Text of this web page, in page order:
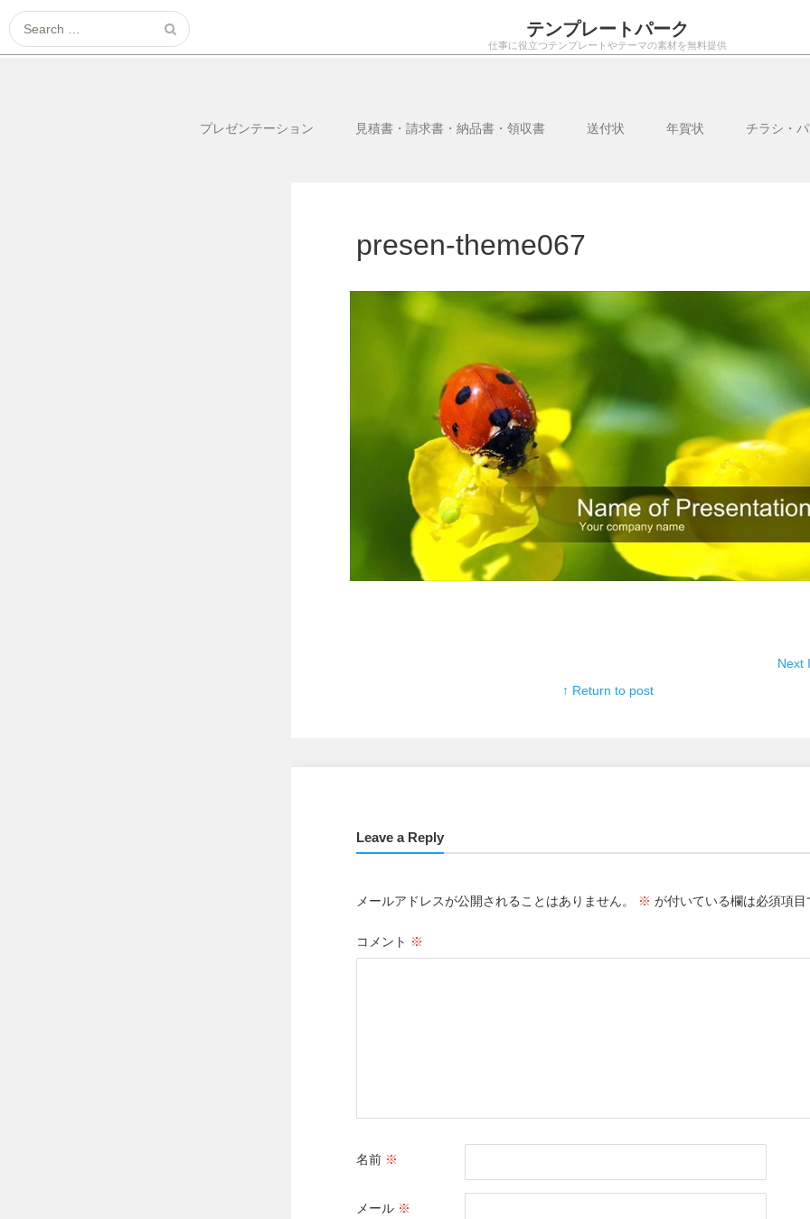
テンプレートパーク
仕事に役立つテンプレートやテーマの素材を無料提供
Search
for:
プレゼンテーション 見積書・請求書・納品書・領収書 送付状 年賀状 チラシ・
presen-theme067
Next
↑ Return to post
Leave a Reply
メールアドレスが公開されることはありません。 ※ が付いている欄は必須項目
コメント ※
名前 ※
メール ※